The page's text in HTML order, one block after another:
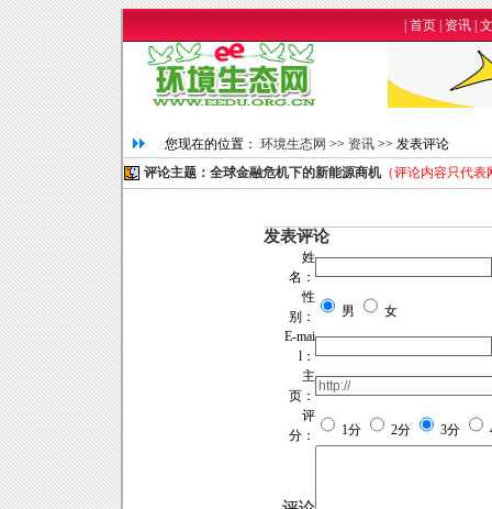
首页 资讯
您现在的位置： 环境生态网 >> 资讯 >> 发表评论
评论主题：全球金融危机下的新能源商机（评论内容只代表
发表评论
姓
名：
性
别：
男
女
E-mai
l：
主
页：
评
分：
1分 2分 3分